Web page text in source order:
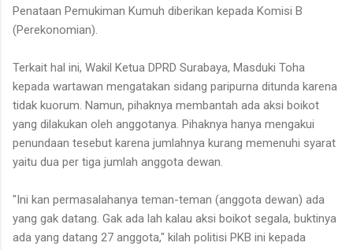
Penataan Pemukiman Kumuh diberikan kepada Komisi B
(Perekonomian).
Terkait hal ini, Wakil Ketua DPRD Surabaya, Masduki Toha
kepada wartawan mengatakan sidang paripurna ditunda karena
tidak kuorum. Namun, pihaknya membantah ada aksi boikot
yang dilakukan oleh anggotanya. Pihaknya hanya mengakui
penundaan tesebut karena jumlahnya kurang memenuhi syarat
yaitu dua per tiga jumlah anggota dewan.
"Ini kan permasalahanya teman-teman (anggota dewan) ada
yang gak datang. Gak ada lah kalau aksi boikot segala, buktinya
ada yang datang 27 anggota," kilah politisi PKB ini kepada